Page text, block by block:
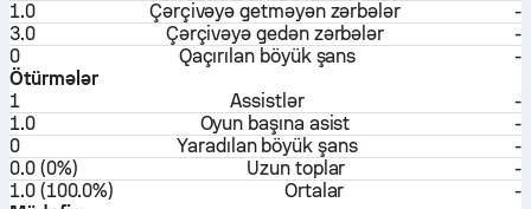
1.0
Çərçivəyə getməyən zərbələr
-
3.0
Çərçivəyə gedən zərbələr
-
0
Qaçırılan böyük şans
-
Ötürmələr
1
Assistlər
-
1.0
Oyun başına asist
-
0
Yaradılan böyük şans
-
0.0 (0%)
Uzun toplar
-
1.0 (100.0%)
Ortalar
-